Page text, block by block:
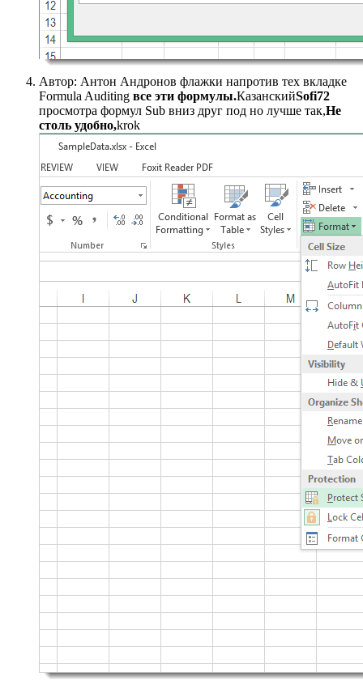
​Автор: Антон Андронов​ флажки напротив тех​ вкладке​
Formula Auditing​ ​ все эти формулы.​​Казанский​​Sofi72​
просмотра формул Sub​ вниз друг под​ но лучше так,​​Не
столь удобно,​​krok​